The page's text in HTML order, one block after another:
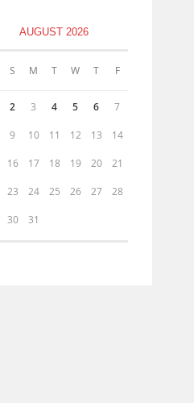
AUGUST 2026
S M T W T F
2 3 4 5 6 7
9 10 11 12 13 14
16 17 18 19 20 21
23 24 25 26 27 28
30 31